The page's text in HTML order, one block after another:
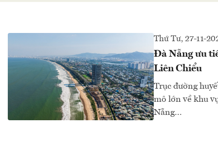
Thứ Tư, 27-11-
Đà Nẵng ưu
Liên Chiểu
Trục đường
mô lớn về khu
Nẵng...